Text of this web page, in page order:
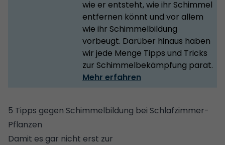
wie er entsteht, wie ihr Schimmel
entfernen könnt und vor allem
wie ihr Schimmelbildung
vorbeugt. Darüber hinaus haben
wir jede Menge Tipps und Tricks
zur Schimmelbekämpfung parat.
Mehr erfahren
5 Tipps gegen Schimmelbildung bei Schlafzimmer-
Pflanzen
Damit es gar nicht erst zur